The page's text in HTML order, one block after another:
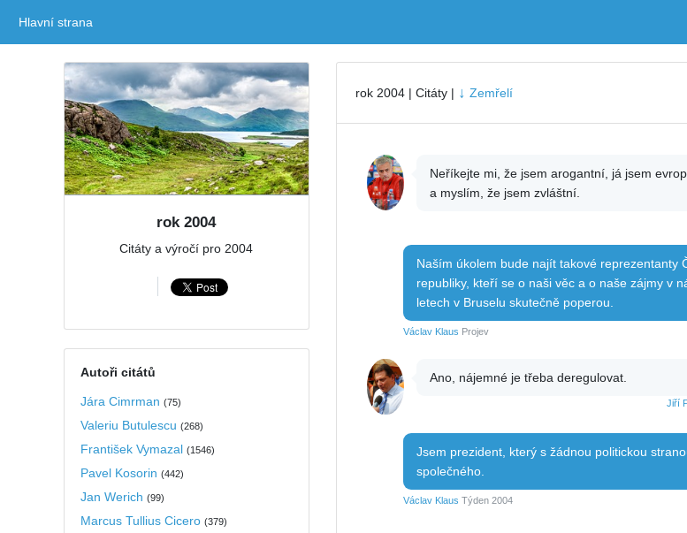
Hlavní strana
rok 2004
Citáty a výročí pro 2004
Autoři citátů
Jára Cimrman (75)
Valeriu Butulescu (268)
František Vymazal (1546)
Pavel Kosorin (442)
Jan Werich (99)
Marcus Tullius Cicero (379)
rok 2004 | Citáty | ↓ Zemřelí
Neříkejte mi, že jsem arogantní, já jsem
a myslím, že jsem zvláštní.
Naším úkolem bude najít takové reprezentanty
republiky, kteří se o naši věc a o naše zájmy v
letech v Bruselu skutečně poperou.
Václav Klaus Projev
Ano, nájemné je třeba deregulovat.
Jiří
Jsem prezident, který s žádnou politickou
společného.
Václav Klaus Týden 2004